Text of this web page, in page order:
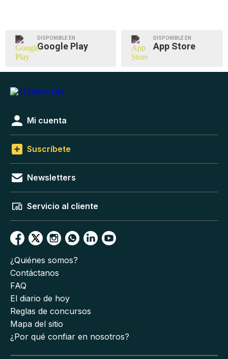
DISPONIBLE EN
Google Play
DISPONIBLE EN
App Store
Mi cuenta
Suscríbete
Newsletters
Servicio al cliente
¿Quiénes somos?
Contáctanos
FAQ
El diario de hoy
Reglas de concursos
Mapa del sitio
¿Por qué confiar en nosotros?